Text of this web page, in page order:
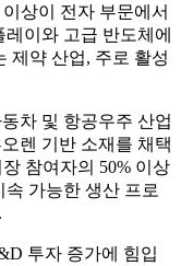
상이 전자 부문에서
이와 고급 반도체에
제약 산업, 주로 활성
차 및 항공우주 산업
렌 기반 소재를 채택
참여자의 50% 이상
가능한 생산 프로
투자 증가에 힘입